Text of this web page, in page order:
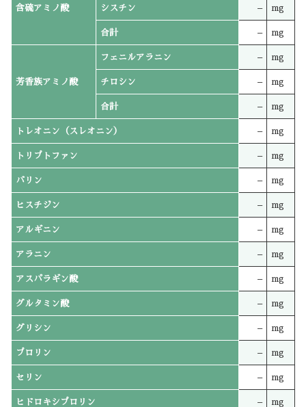
含硫アミノ酸 シスチン – mg
合計 – mg
芳香族アミノ酸
フェニルアラニン – mg
チロシン – mg
合計 – mg
トレオニン（スレオニン） – mg
トリプトファン – mg
バリン – mg
ヒスチジン – mg
アルギニン – mg
アラニン – mg
アスパラギン酸 – mg
グルタミン酸 – mg
グリシン – mg
プロリン – mg
セリン – mg
ヒドロキシプロリン – mg